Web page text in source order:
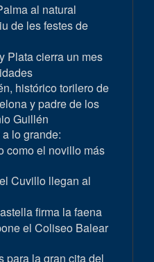
al natural
de les festes de
Plata cierra un mes
histórico torilero de
y padre de los
Guillén
lo grande:
como el novillo más
Cuvillo llegan al
firma la faena
el Coliseo Balear
para la gran cita del